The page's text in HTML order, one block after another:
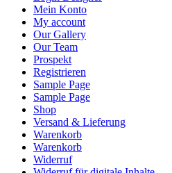
Mein Konto
My account
Our Gallery
Our Team
Prospekt
Registrieren
Sample Page
Sample Page
Shop
Versand & Lieferung
Warenkorb
Warenkorb
Widerruf